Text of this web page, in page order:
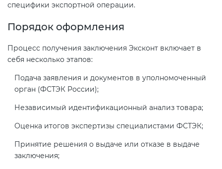
специфики экспортной операции.
Порядок оформления
Процесс получения заключения Эксконт включает в
себя несколько этапов:
Подача заявления и документов в уполномоченный
орган (ФСТЭК России);
Независимый идентификационный анализ товара;
Оценка итогов экспертизы специалистами ФСТЭК;
Принятие решения о выдаче или отказе в выдаче
заключения;